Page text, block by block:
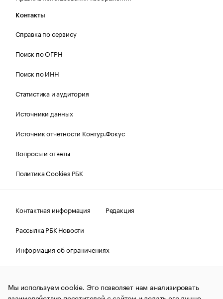
Контакты
Справка по сервису
Поиск по ОГРН
Поиск по ИНН
Статистика и аудитория
Источники данных
Источник отчетности Контур.Фокус
Вопросы и ответы
Политика Cookies РБК
Контактная информация
Редакция
Рассылка РБК Новости
Информация об ограничениях
Правовая информация
О соблюдении авторских прав
© АО «РОСБИЗНЕСКОНСАЛТИНГ»,1995–2026.Сообщения
и материалы информационного агентства «РБК»
Мы используем cookie. Это позволяет нам анализировать